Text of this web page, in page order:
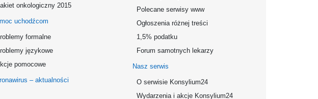
onkologiczny 2015
uchodźcom
formalne
językowe
pomocowe
– aktualności
Polecane serwisy www
Ogłoszenia różnej treści
1,5% podatku
Forum samotnych lekarzy
Nasz serwis
O serwisie Konsylium24
Wydarzenia i akcje Konsylium24